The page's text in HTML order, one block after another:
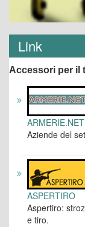
Link
Accessori per il
ARMERIE.NET
Aziende del
ASPERTIRO
Aspertiro:
e tiro.